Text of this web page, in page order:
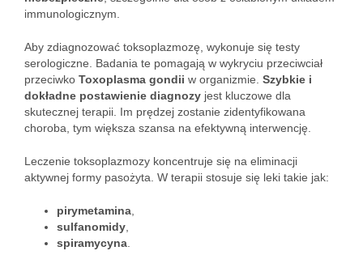
immunologicznym.
Aby zdiagnozować toksoplazmozę, wykonuje się testy
serologiczne. Badania te pomagają w wykryciu przeciwciał
przeciwko Toxoplasma gondii w organizmie. Szybkie i
dokładne postawienie diagnozy jest kluczowe dla
skutecznej terapii. Im prędzej zostanie zidentyfikowana
choroba, tym większa szansa na efektywną interwencję.
Leczenie toksoplazmozy koncentruje się na eliminacji
aktywnej formy pasożyta. W terapii stosuje się leki takie jak:
pirymetamina
sulfanomidy
spiramycyna